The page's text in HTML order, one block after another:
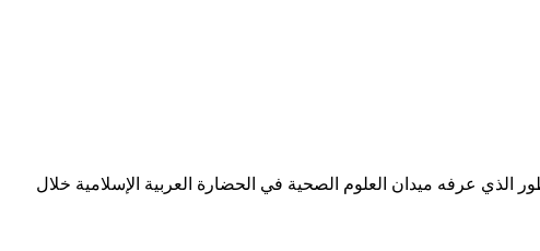
الذي عرفه ميدان العلوم الصحية في الحضارة العربية الإسلامية خلال